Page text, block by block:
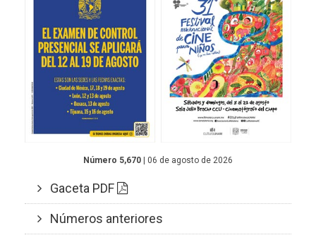
Número 5,670 | 06 de agosto de 2026
Gaceta PDF
Números anteriores